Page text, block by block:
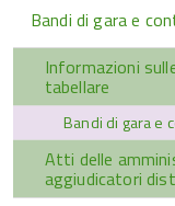
Bandi di gara e
Informazioni
tabellare
Bandi di gara e
Atti delle
aggiudicatori